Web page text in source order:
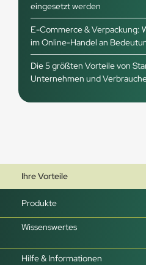
eingesetzt werden
E-Commerce & Verpackung:
im Online-Handel an
Die 5 größten Vorteile von
Unternehmen und
Ihre Vorteile
Produkte
Wissenswertes
Hilfe & Informationen